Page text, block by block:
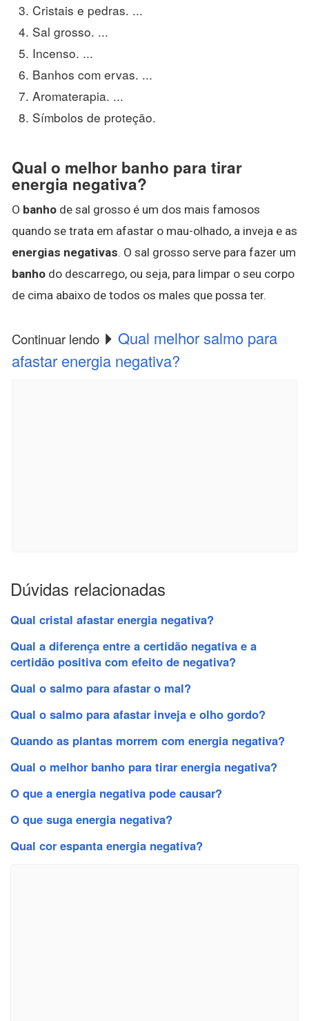
Cristais e pedras. ...
Sal grosso. ...
Incenso. ...
Banhos com ervas. ...
Aromaterapia. ...
Símbolos de proteção.
Qual o melhor banho para tirar
energia negativa?
O banho de sal grosso é um dos mais famosos
quando se trata em afastar o mau-olhado, a inveja e as
energias negativas. O sal grosso serve para fazer um
banho do descarrego, ou seja, para limpar o seu corpo
de cima abaixo de todos os males que possa ter.
Continuar lendo
Qual melhor salmo para
afastar energia negativa?
Dúvidas relacionadas
Qual cristal afastar energia negativa?
Qual a diferença entre a certidão negativa e a
certidão positiva com efeito de negativa?
Qual o salmo para afastar o mal?
Qual o salmo para afastar inveja e olho gordo?
Quando as plantas morrem com energia negativa?
Qual o melhor banho para tirar energia negativa?
O que a energia negativa pode causar?
O que suga energia negativa?
Qual cor espanta energia negativa?